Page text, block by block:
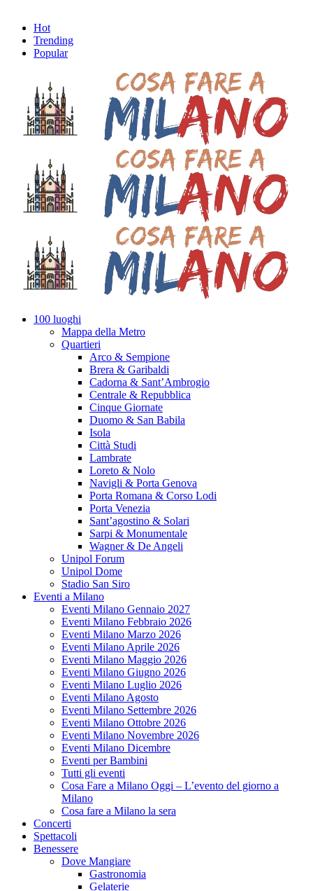
Hot
Trending
Popular
100 luoghi
Mappa della Metro
Quartieri
Arco & Sempione
Brera & Garibaldi
Cadorna & Sant’Ambrogio
Centrale & Repubblica
Cinque Giornate
Duomo & San Babila
Isola
Città Studi
Lambrate
Loreto & Nolo
Navigli & Porta Genova
Porta Romana & Corso Lodi
Porta Venezia
Sant’agostino & Solari
Sarpi & Monumentale
Wagner & De Angeli
Unipol Forum
Unipol Dome
Stadio San Siro
Eventi a Milano
Eventi Milano Gennaio 2027
Eventi Milano Febbraio 2026
Eventi Milano Marzo 2026
Eventi Milano Aprile 2026
Eventi Milano Maggio 2026
Eventi Milano Giugno 2026
Eventi Milano Luglio 2026
Eventi Milano Agosto
Eventi Milano Settembre 2026
Eventi Milano Ottobre 2026
Eventi Milano Novembre 2026
Eventi Milano Dicembre
Eventi per Bambini
Tutti gli eventi
Cosa Fare a Milano Oggi – L’evento del giorno a
Milano
Cosa fare a Milano la sera
Concerti
Spettacoli
Benessere
Dove Mangiare
Gastronomia
Gelaterie